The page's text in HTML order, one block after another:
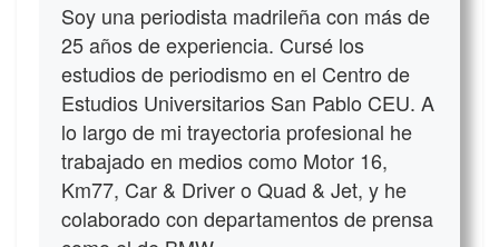
Soy una periodista madrileña con más de
25 años de experiencia. Cursé los
estudios de periodismo en el Centro de
Estudios Universitarios San Pablo CEU. A
lo largo de mi trayectoria profesional he
trabajado en medios como Motor 16,
Km77, Car & Driver o Quad & Jet, y he
colaborado con departamentos de prensa